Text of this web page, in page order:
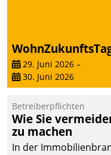
29. Juni 2026 –
30. Juni 2026
Betreiberpflichten
Wie Sie
zu machen
In der